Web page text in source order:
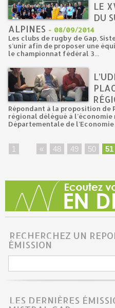
LE
DU
ALPINES - 08/09/2014
Les clubs de rugby de Gap,
s’unir afin de proposer une
le championnat fédéral 3...
Répondant à la proposition de
régional délégué à l’économie
Départementale de l’Economie
1 « 48 49 50 51
RECHERCHEZ UN
ÉMISSION
LES DERNIÈRES